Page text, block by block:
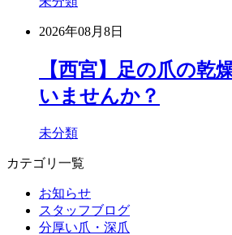
2026年08月8日
【西宮】足の爪の乾
いませんか？
未分類
カテゴリ一覧
お知らせ
スタッフブログ
分厚い爪・深爪